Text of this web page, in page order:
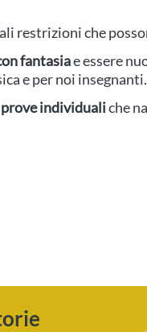
restrizioni che
fantasiae essere
e per noi insegnanti.
prove individualiche